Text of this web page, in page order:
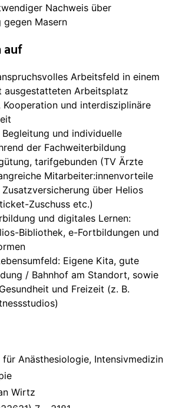
Nachweis über
gegen Masern
auf
Arbeitsfeld in einem
ausgestatteten Arbeitsplatz
und interdisziplinäre
und individuelle
der Fachweiterbildung
tarifgebunden (TV Ärzte
Mitarbeiter:innenvorteile
Zusatzversicherung über Helios
Zuschuss etc.)
und digitales Lernen:
Bibliothek, e-Fortbildungen und
Eigene Kita, gute
/ Bahnhof am Standort, sowie
und Freizeit (z. B.
Anästhesiologie, Intensivmedizin
Wirtz